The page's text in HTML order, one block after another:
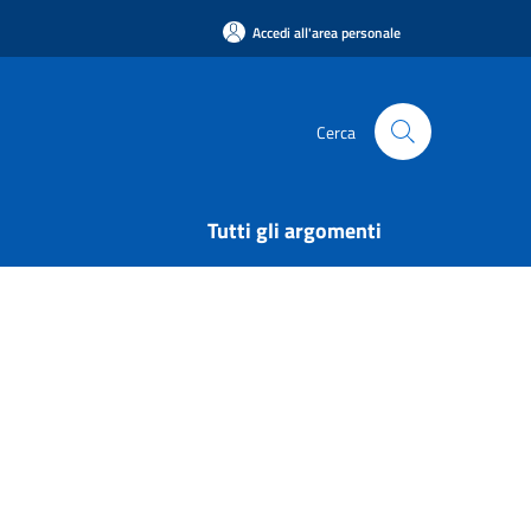
Accedi all'area personale
Cerca
Tutti gli argomenti